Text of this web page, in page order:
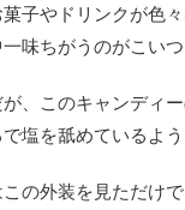
子やドリンクが色々
味ちがうのがこいつ
、このキャンディ
塩を舐めているよう
の外装を見ただけ